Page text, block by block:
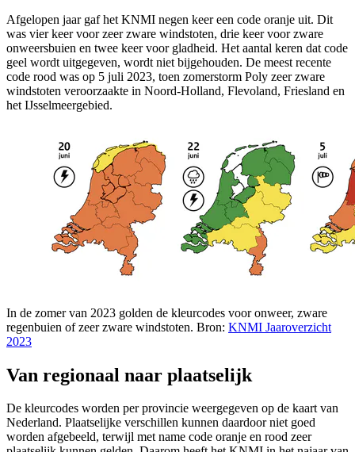
Afgelopen jaar gaf het KNMI negen keer een code oranje uit. Dit
was vier keer voor zeer zware windstoten, drie keer voor zware
onweersbuien en twee keer voor gladheid. Het aantal keren dat code
geel wordt uitgegeven, wordt niet bijgehouden. De meest recente
code rood was op 5 juli 2023, toen zomerstorm Poly zeer zware
windstoten veroorzaakte in Noord-Holland, Flevoland, Friesland en
het IJsselmeergebied.
In de zomer van 2023 golden de kleurcodes voor onweer, zware
regenbuien of zeer zware windstoten. Bron: KNMI Jaaroverzicht
2023
Van regionaal naar plaatselijk
De kleurcodes worden per provincie weergegeven op de kaart van
Nederland. Plaatselijke verschillen kunnen daardoor niet goed
worden afgebeeld, terwijl met name code oranje en rood zeer